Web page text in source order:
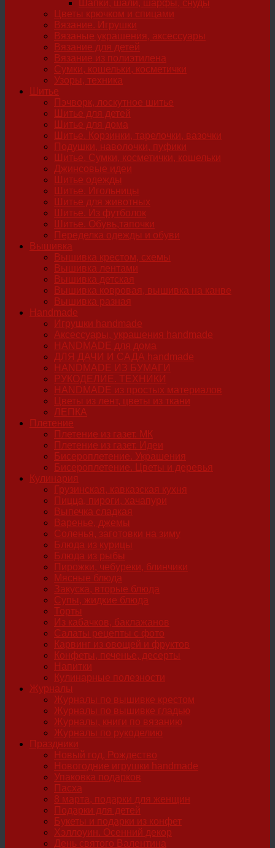
Шапки, шали, шарфы, снуды
Цветы крючком и спицами
Вязание. Игрушки
Вязаные украшения, аксессуары
Вязание для детей
Вязание из полиэтилена
Сумки, кошельки, косметички
Узоры, техника
Шитье
Пэчворк, лоскутное шитье
Шитье для детей
Шитье для дома
Шитье. Корзинки, тарелочки, вазочки
Подушки, наволочки, пуфики
Шитье. Сумки, косметички, кошельки
Джинсовые идеи
Шитье одежды
Шитье. Игольницы
Шитье для животных
Шитье. Из футболок
Шитье. Обувь,тапочки
Переделка одежды и обуви
Вышивка
Вышивка крестом, схемы
Вышивка лентами
Вышивка детская
Вышивка ковровая, вышивка на канве
Вышивка разная
Handmade
Игрушки handmade
Аксессуары, украшения handmade
HANDMADE для дома
ДЛЯ ДАЧИ И САДА handmade
HANDMADE ИЗ БУМАГИ
РУКОДЕЛИЕ. ТЕХНИКИ
HANDMADE из простых материалов
Цветы из лент, цветы из ткани
ЛЕПКА
Плетение
Плетение из газет. МК
Плетение из газет. Идеи
Бисероплетение. Украшения
Бисероплетение. Цветы и деревья
Кулинария
Грузинская, кавказская кухня
Пицца, пироги, хачапури
Выпечка сладкая
Варенье, джемы
Соленья, заготовки на зиму
Блюда из курицы
Блюда из рыбы
Пирожки, чебуреки, блинчики
Мясные блюда
Закуска, вторые блюда
Супы, жидкие блюда
Торты
Из кабачков, баклажанов
Салаты рецепты с фото
Карвинг из овощей и фруктов
Конфеты, печенье, десерты
Напитки
Кулинарные полезности
Журналы
Журналы по вышивке крестом
Журналы по вышивке гладью
Журналы, книги по вязанию
Журналы по рукоделию
Праздники
Новый год, Рождество
Новогодние игрушки handmade
Упаковка подарков
Пасха
8 марта, подарки для женщин
Подарки для детей
Букеты и подарки из конфет
Хэллоуин. Осенний декор
День святого Валентина